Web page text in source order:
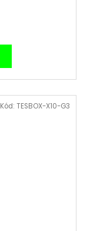
Kód: TESBOX-X10-G3